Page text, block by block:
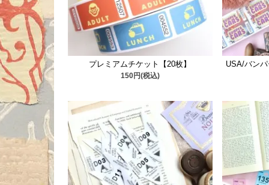
プレミアムチケット【20枚】
150円(税込)
USA/バン